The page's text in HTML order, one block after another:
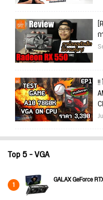
Top 5 - VGA
1 GALAX GeForce